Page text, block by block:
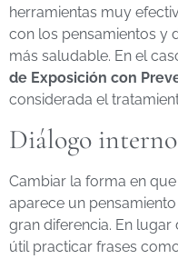
herramientas muy
con los pensamientos y
más saludable. En el
de Exposición con
considerada el
Diálogo
Cambiar la forma en
aparece un
gran diferencia. En
útil practicar frases